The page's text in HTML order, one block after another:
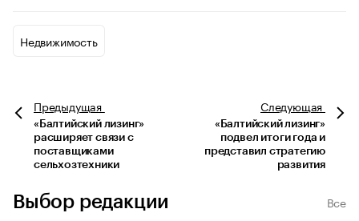
Недвижимость
Предыдущая
«Балтийский лизинг»
расширяет связи с
поставщиками
сельхозтехники
Следующая
«Балтийский лизинг»
подвел итоги года и
представил стратегию
развития
Выбор редакции Все